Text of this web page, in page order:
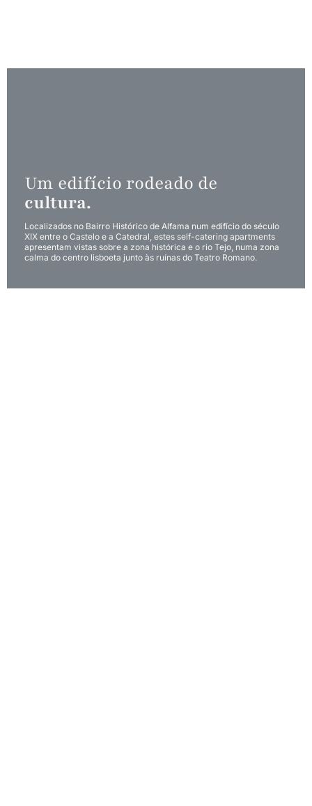
Um edifício rodeado de
cultura.
Localizados no Bairro Histórico de Alfama num edifício do século
XIX entre o Castelo e a Catedral, estes self-catering apartments
apresentam vistas sobre a zona histórica e o rio Tejo, numa zona
calma do centro lisboeta junto às ruínas do Teatro Romano.